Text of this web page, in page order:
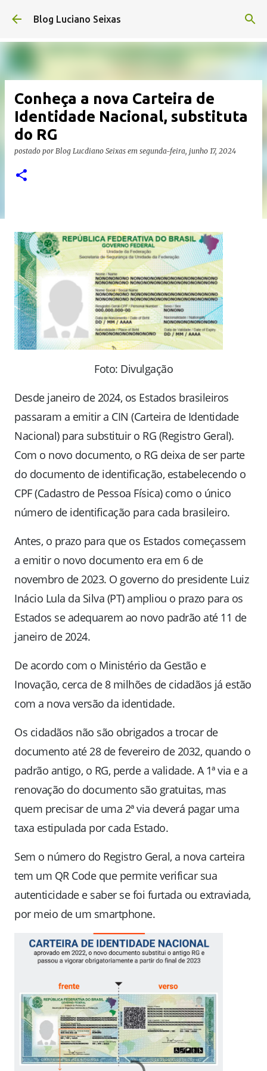
Pular para o conteúdo principal
Blog Luciano Seixas
Conheça a nova Carteira de
Identidade Nacional, substituta
do RG
postado por Blog Lucdiano Seixas em segunda-feira, junho 17, 2024
Foto: Divulgação
Desde janeiro de 2024, os Estados brasileiros
passaram a emitir a CIN (Carteira de Identidade
Nacional) para substituir o RG (Registro Geral).
Com o novo documento, o RG deixa de ser parte
do documento de identificação, estabelecendo o
CPF (Cadastro de Pessoa Física) como o único
número de identificação para cada brasileiro.
Antes, o prazo para que os Estados começassem
a emitir o novo documento era em 6 de
novembro de 2023. O governo do presidente Luiz
Inácio Lula da Silva (PT) ampliou o prazo para os
Estados se adequarem ao novo padrão até 11 de
janeiro de 2024.
De acordo com o Ministério da Gestão e
Inovação, cerca de 8 milhões de cidadãos já estão
com a nova versão da identidade.
Os cidadãos não são obrigados a trocar de
documento até 28 de fevereiro de 2032, quando o
padrão antigo, o RG, perde a validade. A 1ª via e a
renovação do documento são gratuitas, mas
quem precisar de uma 2ª via deverá pagar uma
taxa estipulada por cada Estado.
Sem o número do Registro Geral, a nova carteira
tem um QR Code que permite verificar sua
autenticidade e saber se foi furtada ou extraviada,
por meio de um smartphone.